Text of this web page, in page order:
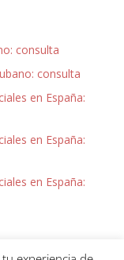
consulta
consulta
en España:
en España:
en España: